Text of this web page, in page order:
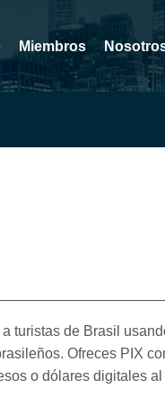
Miembros
turistas de Brasil
Ofreces PIX
o dólares digitales